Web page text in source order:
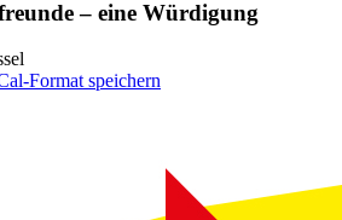
– eine Würdigung
Format speichern